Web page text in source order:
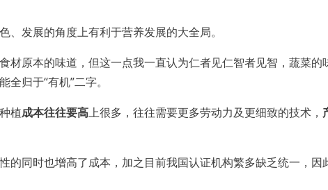
、发展的角度上有利于营养发展的大全局。
材原本的味道，但这一点我一直认为仁者见仁智者见智，蔬菜的
归于“有机”二字。
植成本往往要高上很多，往往需要更多劳动力及更细致的技术，
的同时也增高了成本，加之目前我国认证机构繁多缺乏统一，因